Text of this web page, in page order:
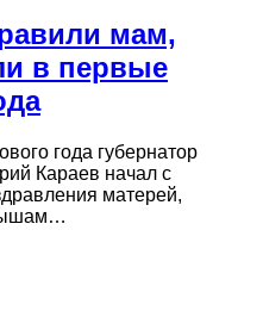
мам,
в первые
года губернатор
Караев начал с
матерей,